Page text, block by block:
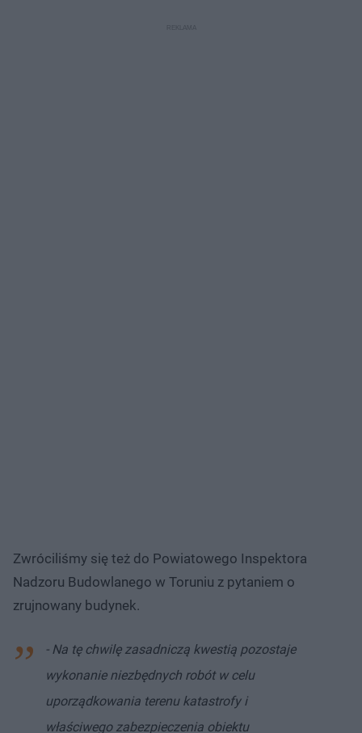
Zwróciliśmy się też do Powiatowego Inspektora
Nadzoru Budowlanego w Toruniu z pytaniem o
zrujnowany budynek.
- Na tę chwilę zasadniczą kwestią pozostaje
wykonanie niezbędnych robót w celu
uporządkowania terenu katastrofy i
właściwego zabezpieczenia obiektu